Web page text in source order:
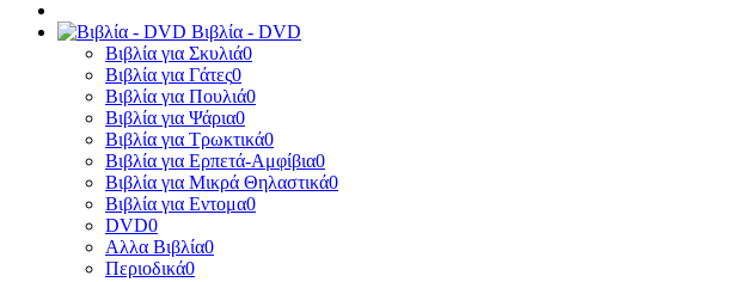
Βιβλία - DVD
Βιβλία για Σκυλιά0
Βιβλία για Γάτες0
Βιβλία για Πουλιά0
Βιβλία για Ψάρια0
Βιβλία για Τρωκτικά0
Βιβλία για Ερπετά-Αμφίβια0
Βιβλία για Μικρά Θηλαστικά0
Βιβλία για Εντομα0
DVD0
Αλλα Βιβλία0
Περιοδικά0